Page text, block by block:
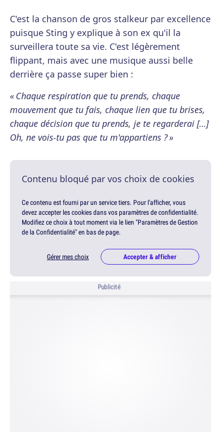
C'est la chanson de gros stalkeur par excellence
puisque Sting y explique à son ex qu'il la
surveillera toute sa vie. C'est légèrement
flippant, mais avec une musique aussi belle
derrière ça passe super bien :
« Chaque respiration que tu prends, chaque
mouvement que tu fais, chaque lien que tu brises,
chaque décision que tu prends, je te regarderai […]
Oh, ne vois-tu pas que tu m'appartiens ? »
Contenu bloqué par vos choix de cookies
Ce contenu est fourni par un service tiers. Pour l'afficher, vous
devez accepter les cookies dans vos paramètres de confidentialité.
Modifiez ce choix à tout moment via le lien "Paramètres de Gestion
de la Confidentialité" en bas de page.
Gérer mes choix Accepter & afficher
Publicité